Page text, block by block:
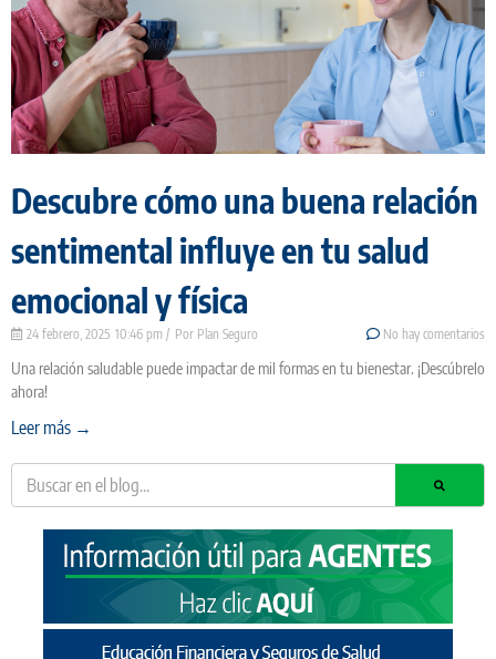
Descubre cómo una buena relación
sentimental influye en tu salud
emocional y física
Plan Seguro
24 febrero, 2025 10:46 pm No hay comentarios
Una relación saludable puede impactar de mil formas en tu bienestar. ¡Descúbrelo
ahora!
Leer más →